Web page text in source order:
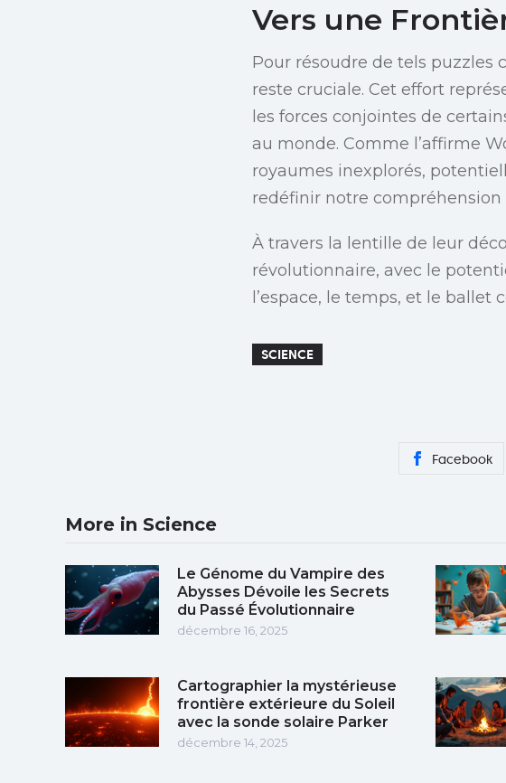
Vers une
Pour résoudre de tels puzzles
reste cruciale. Cet effort
les forces conjointes de
au monde. Comme l’affirme
royaumes inexplorés,
redéfinir notre compréhension
À travers la lentille de leur
révolutionnaire, avec le
l’espace, le temps, et le ballet
SCIENCE
Facebook
More in Science
Le Génome du Vampire des
Abysses Dévoile les Secrets
du Passé Évolutionnaire
décembre 16, 2025
Cartographier la mystérieuse
frontière extérieure du Soleil
avec la sonde solaire Parker
décembre 14, 2025